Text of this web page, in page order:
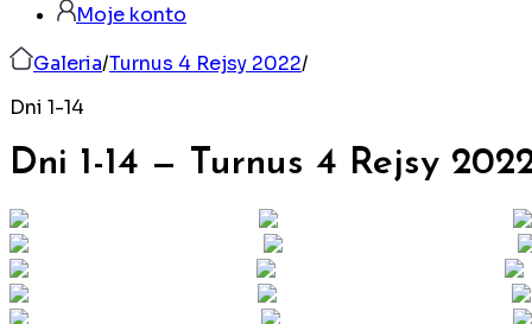
Moje konto
Galeria/Turnus 4 Rejsy 2022/
Dni 1-14
Dni 1-14 — Turnus 4 Rejsy